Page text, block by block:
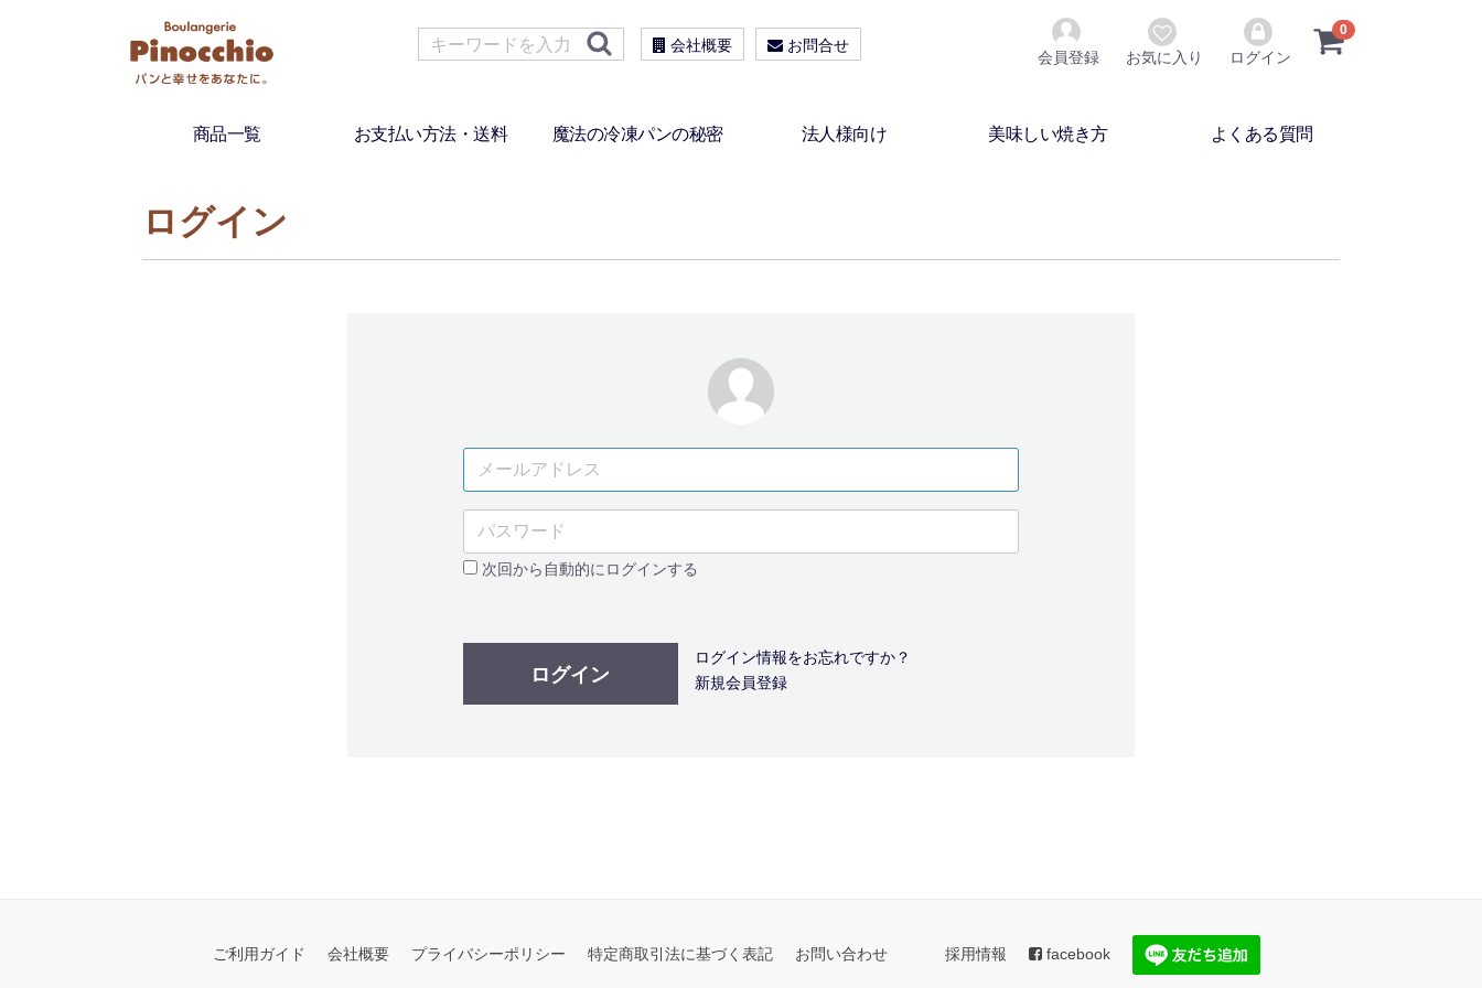
会社概要 お問合せ
会員登録 お気に入り ログイン
0
商品一覧 お支払い方法・送料 魔法の冷凍パンの秘密 法人様向け 美味しい焼き方 よくある質問
ログイン
次回から自動的にログインする
ログイン
ログイン情報をお忘れですか？
新規会員登録
ご利用ガイド 会社概要 プライバシーポリシー 特定商取引法に基づく表記 お問い合わせ 採用情報 facebook